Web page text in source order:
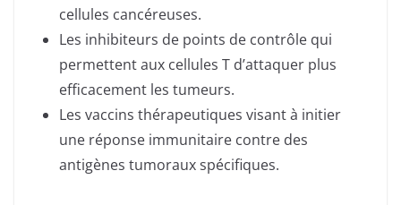
cellules cancéreuses.
Les inhibiteurs de points de contrôle qui
permettent aux cellules T d’attaquer plus
efficacement les tumeurs.
Les vaccins thérapeutiques visant à initier
une réponse immunitaire contre des
antigènes tumoraux spécifiques.